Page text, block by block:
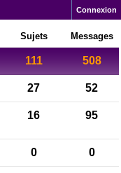
Connexion
Sujets Messages
111 508
27 52
16 95
0 0